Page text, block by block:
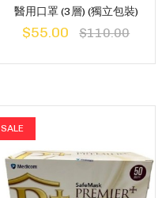
醫用口罩 (3層) (獨立包裝)
$55.00 $110.00
SALE